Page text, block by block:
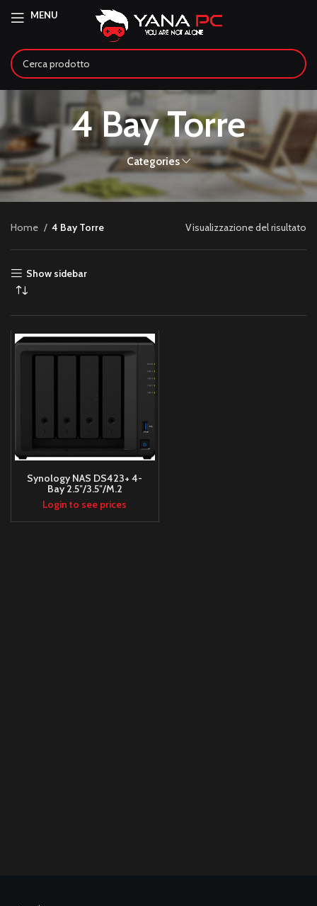
MENU
4 Bay Torre
Categories
Home 4 Bay Torre Visualizzazione del risultato
Show sidebar
Synology NAS DS423+ 4-
Bay 2.5″/3.5″/M.2
SSD/HDD- Intel Celeron
J4125 2GB D4- 2xUSB3-
2xRJ45
Login to see prices